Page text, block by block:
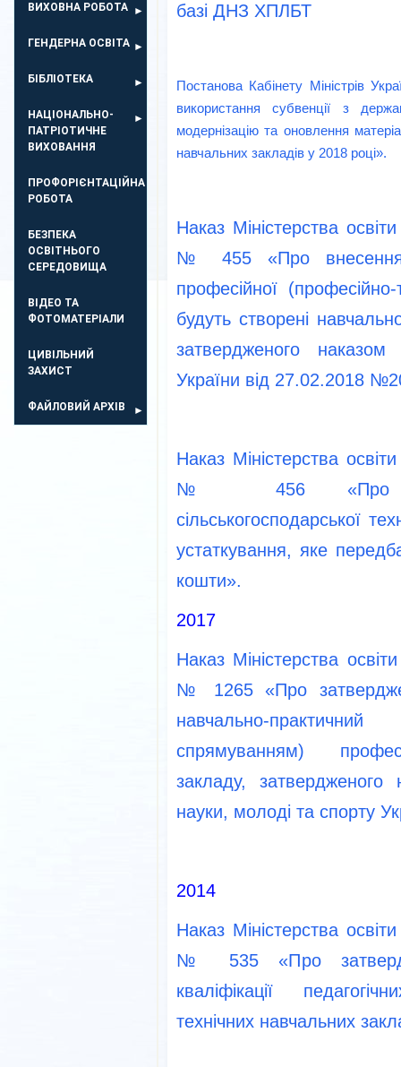
ВИХОВНА РОБОТА
ГЕНДЕРНА ОСВІТА
БІБЛІОТЕКА
НАЦІОНАЛЬНО-
ПАТРІОТИЧНЕ
ВИХОВАННЯ
ПРОФОРІЄНТАЦІЙНА
РОБОТА
БЕЗПЕКА
ОСВIТНЬОГО
СЕРЕДОВИЩА
ВІДЕО ТА
ФОТОМАТЕРІАЛИ
ЦИВІЛЬНИЙ
ЗАХИСТ
ФАЙЛОВИЙ АРХІВ
базі ДНЗ ХПЛБТ
Постанова Кабінету Міністрів
використання субвенції з
модернізацію та оновлення
навчальних закладів у 2018 році».
Наказ Міністерства
№ 455 «Про внесення
професійної
будуть створені
затвердженого наказом
України від 27.02.2018
Наказ Міністерства
№ 456
сільськогосподарської
устаткування, яке
кошти».
2017
Наказ Міністерства
№ 1265 «Про
навчально-
спрямуванням)
закладу, затвердженого
науки, молоді та спорту
2014
Наказ Міністерства
№ 535 «Про
кваліфікації
технічних навчальних